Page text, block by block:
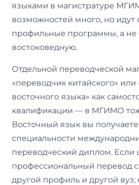
языками в магистратуре
возможностей много, но идут
профильные программы, а не
востоковедную.
Отдельной переводческой
«переводчик китайского»
восточного языка» как
квалификации — в МГИМО
Восточный язык вы
специальности
переводческий диплом.
профессиональный перевод с
другой профиль и другой